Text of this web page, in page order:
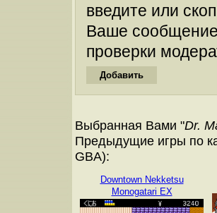
введите или
Ваше
проверки
Выбранная Вами "Dr.
Предыдущие игры по
GBA):
Downtown Nekketsu
Monogatari EX